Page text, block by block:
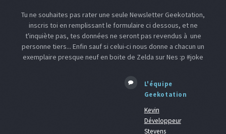
Tu ne souhaites pas rater une seule Newsletter Geekotation,
inscris toi en remplissant le formulaire ci dessous, et ne
t'inquiète pas, tes données ne seront pas revendus à une
personne tiers... Enfin sauf si celui-ci nous donne a chacun un
exemplaire presque neuf en boite de Zelda sur Nes :p #joke
L'équipe
Geekotation
Kevin
Développeur
Stevens